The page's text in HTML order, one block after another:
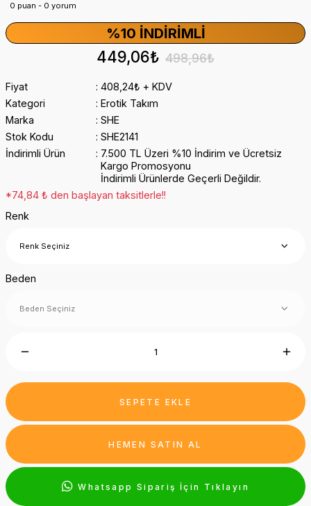
0 puan - 0 yorum
%10 İNDIRIMLI
449,06₺ 498,96₺
Fiyat
408,24₺ + KDV
Kategori
Erotik Takım
Marka
SHE
Stok Kodu
SHE2141
İndirimli Ürün
7.500 TL Üzeri %10 İndirim ve Ücretsiz
Kargo Promosyonu
İndirimli Ürünlerde Geçerli Değildir.
*74,84 ₺ den başlayan taksitlerle!!
Renk
Beden
SEPETE EKLE
HEMEN SATIN AL
Whatsapp Sipariş İçin Tıklayın